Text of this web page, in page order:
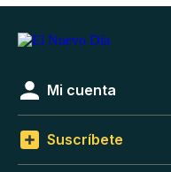
Mi cuenta
Suscríbete